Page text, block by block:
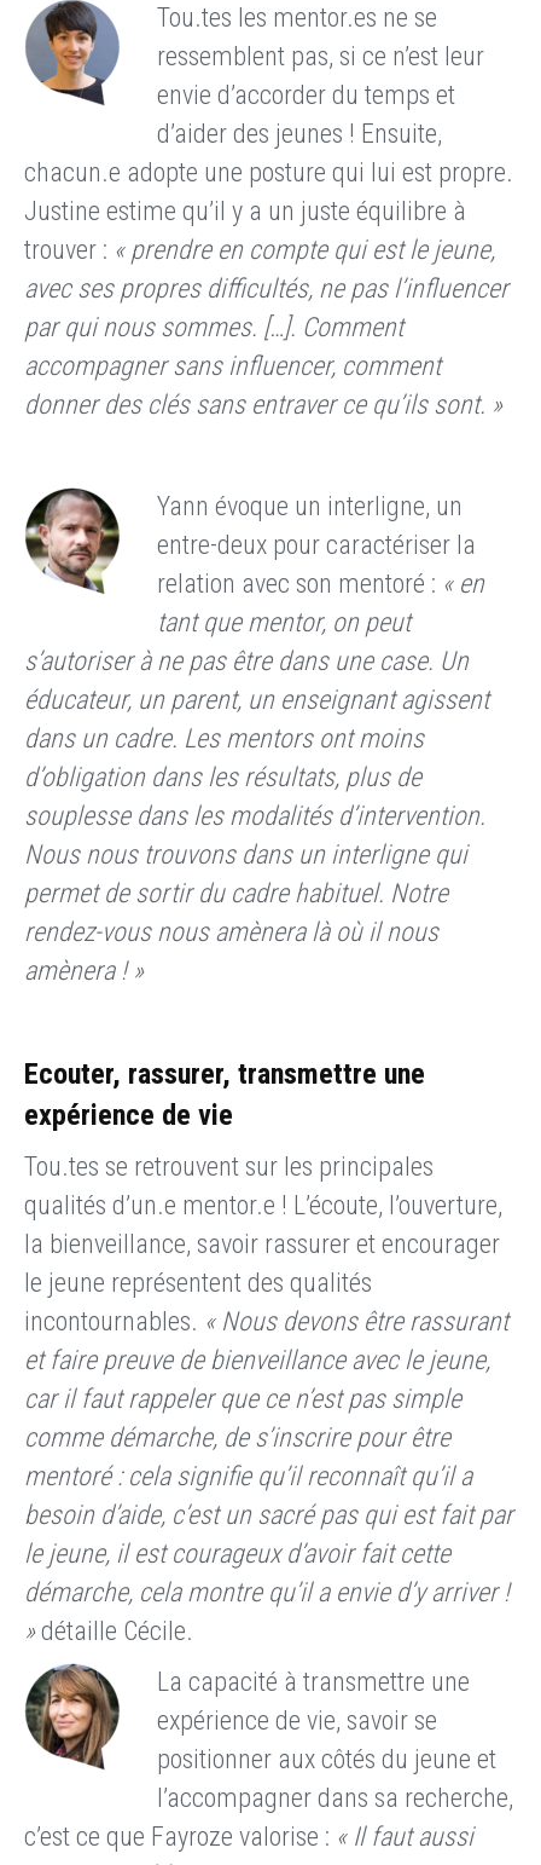
Tou.tes les mentor.es ne se
ressemblent pas, si ce n’est leur
envie d’accorder du temps et
d’aider des jeunes ! Ensuite,
chacun.e adopte une posture qui lui est propre.
Justine estime qu’il y a un juste équilibre à
trouver : « prendre en compte qui est le jeune,
avec ses propres difficultés, ne pas l’influencer
par qui nous sommes. […]. Comment
accompagner sans influencer, comment
donner des clés sans entraver ce qu’ils sont. »
Yann évoque un interligne, un
entre-deux pour caractériser la
relation avec son mentoré : « en
tant que mentor, on peut
s’autoriser à ne pas être dans une case. Un
éducateur, un parent, un enseignant agissent
dans un cadre. Les mentors ont moins
d’obligation dans les résultats, plus de
souplesse dans les modalités d’intervention.
Nous nous trouvons dans un interligne qui
permet de sortir du cadre habituel. Notre
rendez-vous nous amènera là où il nous
amènera ! »
Ecouter, rassurer, transmettre une
expérience de vie
Tou.tes se retrouvent sur les principales
qualités d’un.e mentor.e ! L’écoute, l’ouverture,
la bienveillance, savoir rassurer et encourager
le jeune représentent des qualités
incontournables. « Nous devons être rassurant
et faire preuve de bienveillance avec le jeune,
car il faut rappeler que ce n’est pas simple
comme démarche, de s’inscrire pour être
mentoré : cela signifie qu’il reconnaît qu’il a
besoin d’aide, c’est un sacré pas qui est fait par
le jeune, il est courageux d’avoir fait cette
démarche, cela montre qu’il a envie d’y arriver !
»détaille Cécile.
La capacité à transmettre une
expérience de vie, savoir se
positionner aux côtés du jeune et
l’accompagner dans sa recherche,
c’est ce que Fayroze valorise : « Il faut aussi